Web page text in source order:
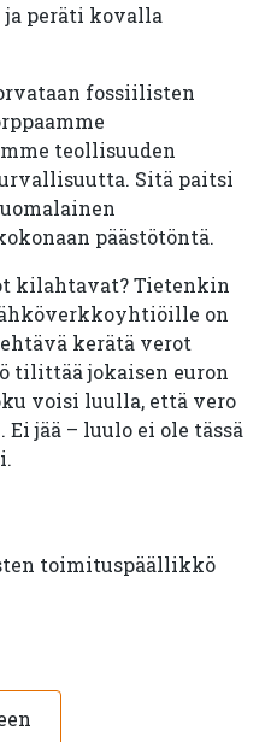
ja peräti kovalla
fossiilisten
teollisuuden
Sitä paitsi
päästötöntä.
kilahtavat? Tietenkin
on
kerätä verot
tilittää jokaisen euron
voisi luulla, että vero
jää – luulo ei ole tässä
toimituspäällikkö